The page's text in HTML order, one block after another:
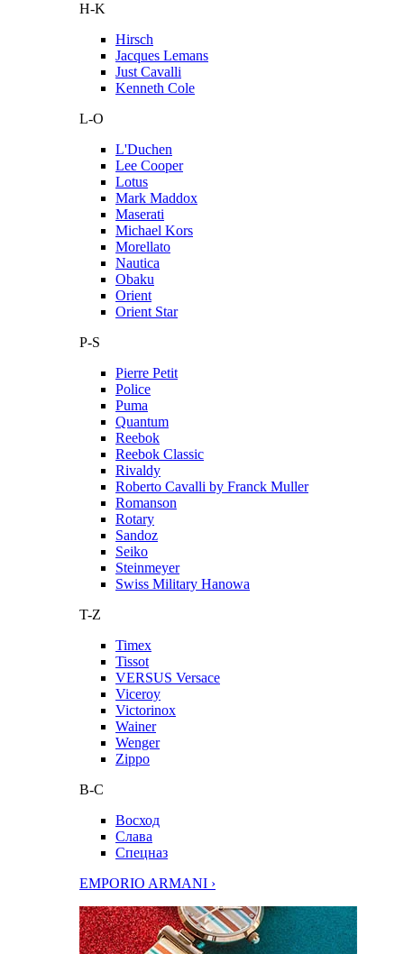
H-K
Hirsch
Jacques Lemans
Just Cavalli
Kenneth Cole
L-O
L'Duchen
Lee Cooper
Lotus
Mark Maddox
Maserati
Michael Kors
Morellato
Nautica
Obaku
Orient
Orient Star
P-S
Pierre Petit
Police
Puma
Quantum
Reebok
Reebok Classic
Rivaldy
Roberto Cavalli by Franck Muller
Romanson
Rotary
Sandoz
Seiko
Steinmeyer
Swiss Military Hanowa
T-Z
Timex
Tissot
VERSUS Versace
Viceroy
Victorinox
Wainer
Wenger
Zippo
В-С
Восход
Слава
Спецназ
EMPORIO ARMANI ›